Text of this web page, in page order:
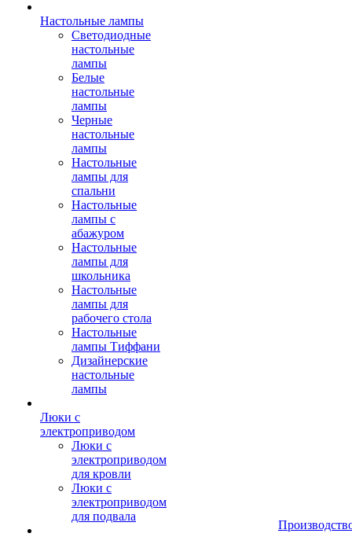
Настольные лампы
Светодиодные
настольные
лампы
Белые
настольные
лампы
Черные
настольные
лампы
Настольные
лампы для
спальни
Настольные
лампы с
абажуром
Настольные
лампы для
школьника
Настольные
лампы для
рабочего стола
Настольные
лампы Тиффани
Дизайнерские
настольные
лампы
Люки с
электроприводом
Люки с
электроприводом
для кровли
Люки с
электроприводом
для подвала